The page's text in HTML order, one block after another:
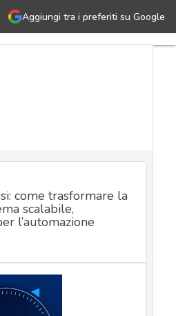
Aggiungi tra i preferiti su Google
propri utenti: perché e quali
come trasformare la
scalabile,
l’automazione